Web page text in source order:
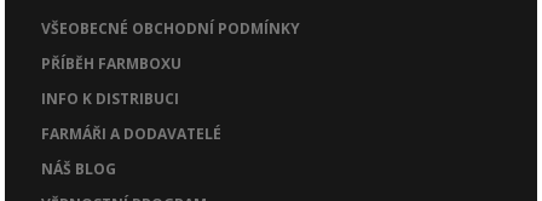
VŠEOBECNÉ OBCHODNÍ PODMÍNKY
PŘÍBĚH FARMBOXU
INFO K DISTRIBUCI
FARMÁŘI A DODAVATELÉ
NÁŠ BLOG